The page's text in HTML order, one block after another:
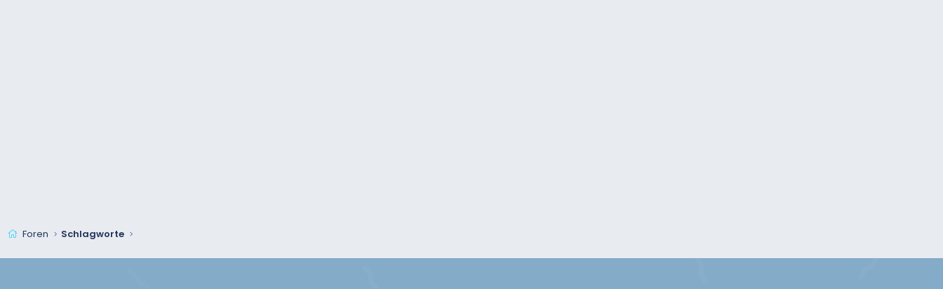
Foren Schlagworte